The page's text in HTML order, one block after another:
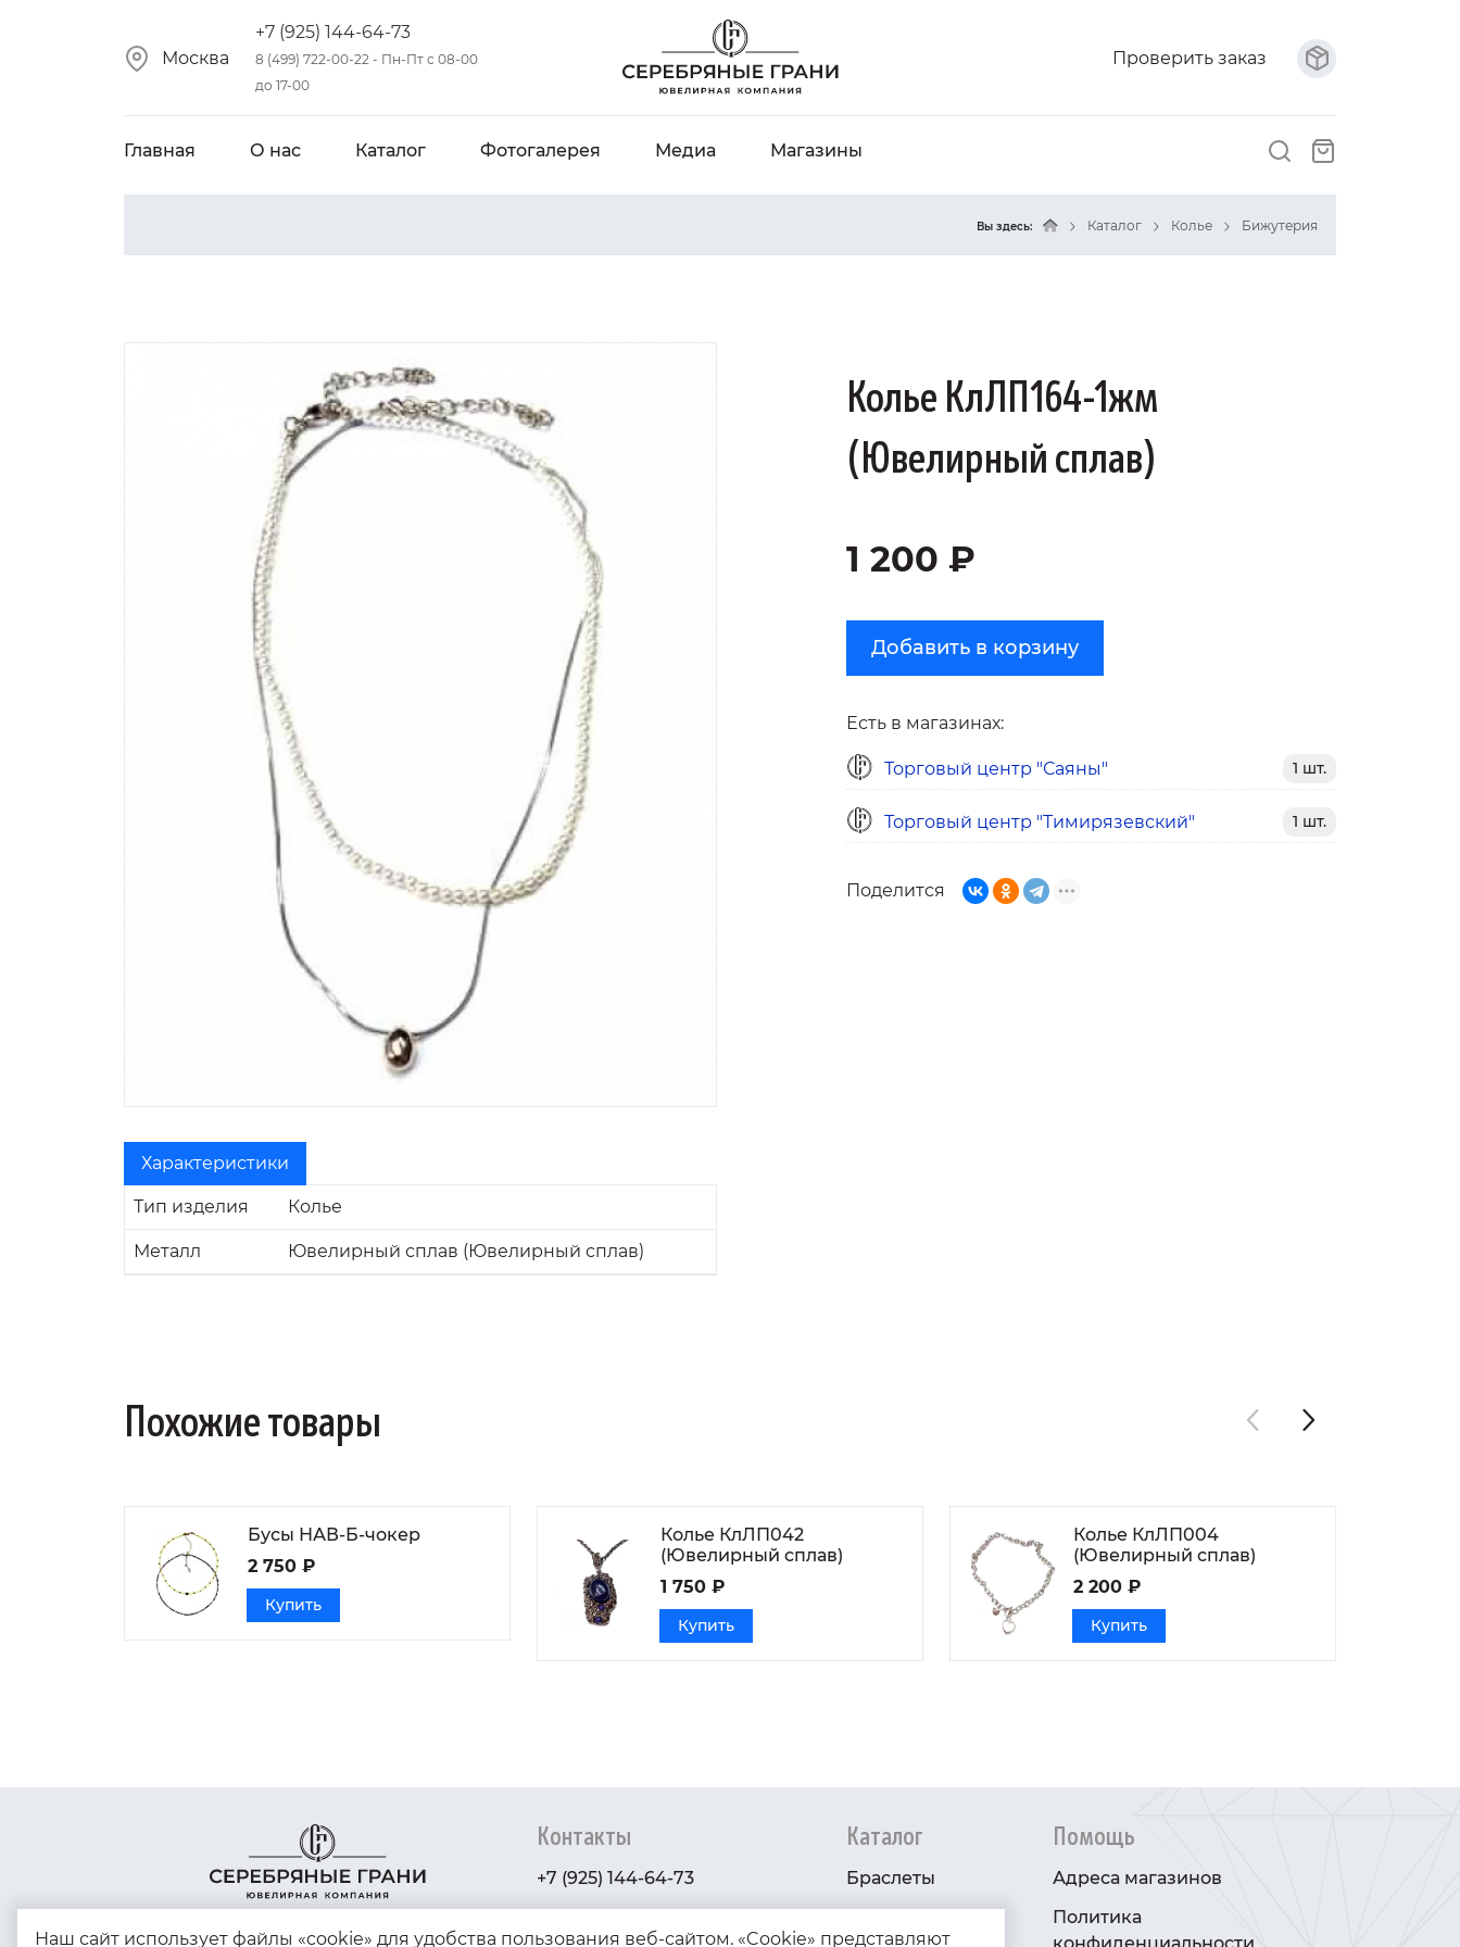
Москва
+7 (925) 144-64-73
8 (499) 722-00-22 - Пн-Пт с 08-00
до 17-00
Проверить заказ
Главная О нас Каталог Фотогалерея Медиа Магазины
Вы здесь: Каталог Колье Бижутерия
Характеристики
Тип изделия Колье
Металл Ювелирный сплав (Ювелирный сплав)
Колье КлЛП164-1жм
(Ювелирный сплав)
1 200 ₽
Добавить в корзину
Есть в магазинах:
Торговый центр "Саяны" 1 шт.
Торговый центр "Тимирязевский" 1 шт.
Поделится
Похожие товары
Бусы НАВ-Б-чокер
2 750 ₽
Купить
Колье КлЛП042
(Ювелирный сплав)
1 750 ₽
Купить
Колье КлЛП004
(Ювелирный сплав)
2 200 ₽
Купить
Контакты
+7 (925) 144-64-73
Каталог
Браслеты
Помощь
Адреса магазинов
Политика
Наш сайт использует файлы «cookie» для удобства пользования веб-сайтом. «Cookie» представляют